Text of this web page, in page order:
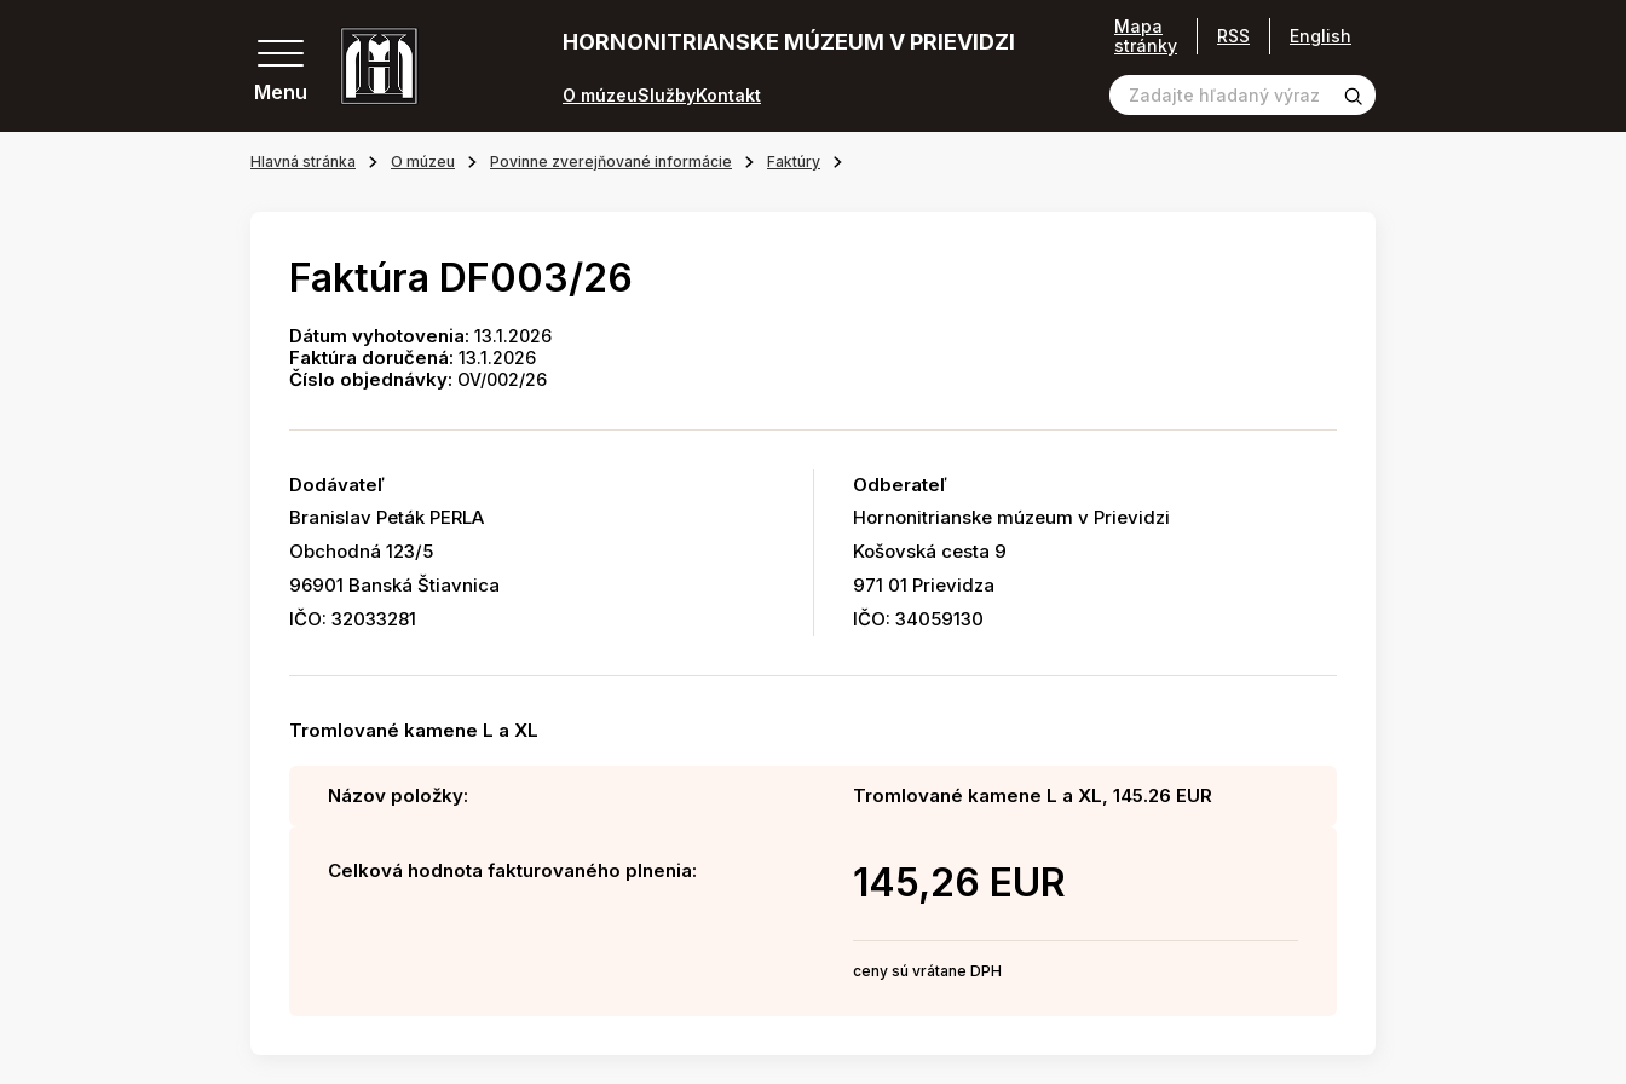
Menu
HORNONITRIANSKE MÚZEUM V PRIEVIDZI
O múzeuSlužbyKontakt
Mapa
stránky
RSS English
Hlavná stránka O múzeu Povinne zverejňované informácie Faktúry
Faktúra DF003/26
Dátum vyhotovenia: 13.1.2026
Faktúra doručená: 13.1.2026
Číslo objednávky: OV/002/26
Dodávateľ
Branislav Peták PERLA
Obchodná 123/5
96901 Banská Štiavnica
IČO: 32033281
Odberateľ
Hornonitrianske múzeum v Prievidzi
Košovská cesta 9
971 01 Prievidza
IČO: 34059130
Tromlované kamene L a XL
Názov položky: Tromlované kamene L a XL, 145.26 EUR
Celková hodnota fakturovaného plnenia: 145,26 EUR
ceny sú vrátane DPH